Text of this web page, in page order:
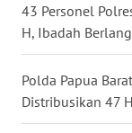
43 Personel
H, Ibadah
Polda Papua
Distribusikan 47
WN
SULSEL
WN
GORONTALO